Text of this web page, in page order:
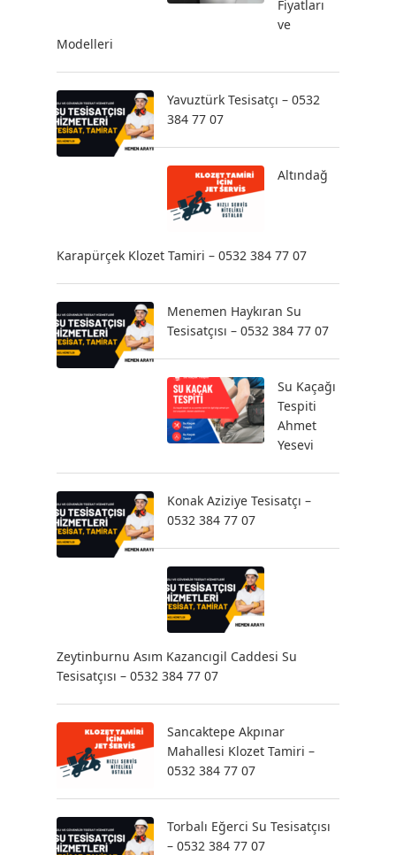
Fiyatları
ve
Modelleri
Yavuztürk Tesisatçı – 0532
384 77 07
Altındağ
Karapürçek Klozet Tamiri – 0532 384 77 07
Menemen Haykıran Su
Tesisatçısı – 0532 384 77 07
Su Kaçağı
Tespiti
Ahmet
Yesevi
Konak Aziziye Tesisatçı –
0532 384 77 07
Zeytinburnu Asım Kazancıgil Caddesi Su
Tesisatçısı – 0532 384 77 07
Sancaktepe Akpınar
Mahallesi Klozet Tamiri –
0532 384 77 07
Torbalı Eğerci Su Tesisatçısı
– 0532 384 77 07